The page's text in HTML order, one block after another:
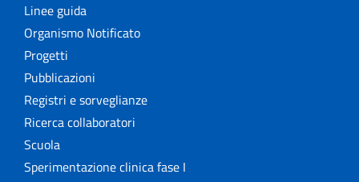
Linee guida
Organismo Notificato
Progetti
Pubblicazioni
Registri e sorveglianze
Ricerca collaboratori
Scuola
Sperimentazione clinica fase I